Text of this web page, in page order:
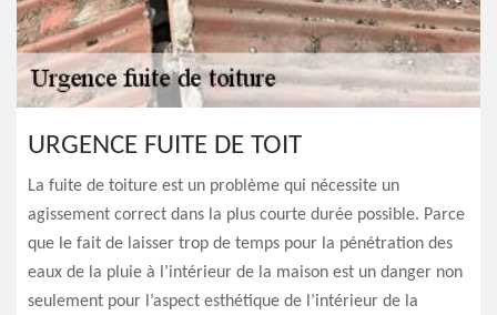
URGENCE FUITE DE TOIT
La fuite de toiture est un problème qui nécessite un
agissement correct dans la plus courte durée possible. Parce
que le fait de laisser trop de temps pour la pénétration des
eaux de la pluie à l’intérieur de la maison est un danger non
seulement pour l’aspect esthétique de l’intérieur de la